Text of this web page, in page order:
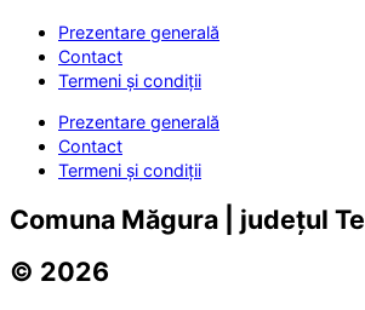
Prezentare generală
Contact
Termeni și condiții
Prezentare generală
Contact
Termeni și condiții
Comuna Măgura | județul
© 2026